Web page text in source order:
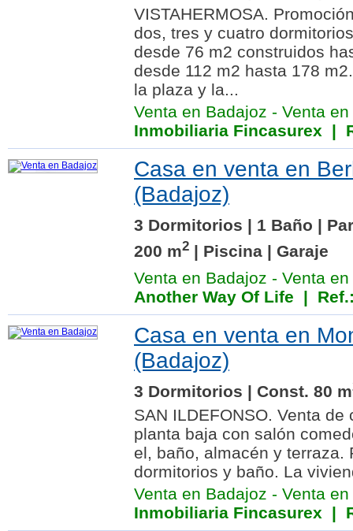
VISTAHERMOSA.
dos, tres y cuatro
desde 76 m2 construidos
desde 112 m2 hasta 178
la plaza y la...
Venta en Badajoz - Venta
Inmobiliaria Fincasurex |
Casa en venta en
(Badajoz)
3 Dormitorios | 1 Baño |
200 m2 | Piscina | Garaje
Venta en Badajoz - Venta
Another Way Of Life |
Casa en venta en
(Badajoz)
3 Dormitorios | Const. 80 m
SAN ILDEFONSO. Venta
planta baja con salón
el, baño, almacén y terraza.
dormitorios y baño. La
Venta en Badajoz - Venta
Inmobiliaria Fincasurex |